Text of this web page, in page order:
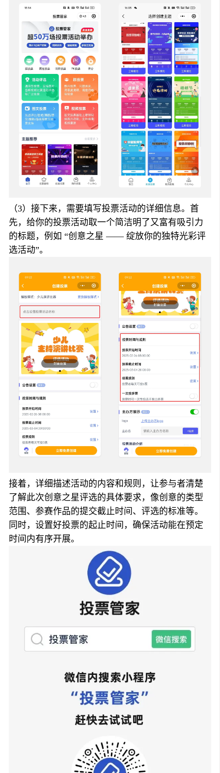
（3）接下来，需要填写投票活动的详细信息。首
先，给你的投票活动取一个简洁明了又富有吸引力
的标题，例如 “创意之星 —— 绽放你的独特光彩评
选活动”。
接着，详细描述活动的内容和规则，让参与者清楚
了解此次创意之星评选的具体要求，像创意的类型
范围、参赛作品的提交截止时间、评选的标准等。
同时，设置好投票的起止时间，确保活动能在预定
时间内有序开展。